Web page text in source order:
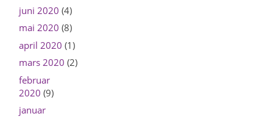
juni 2020 (4)
mai 2020 (8)
april 2020 (1)
mars 2020 (2)
februar
2020 (9)
januar